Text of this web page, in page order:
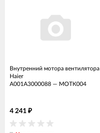
Внутренний мотора вентилятора
Haier
A001A3000088 — МОТК004
4 241 ₽